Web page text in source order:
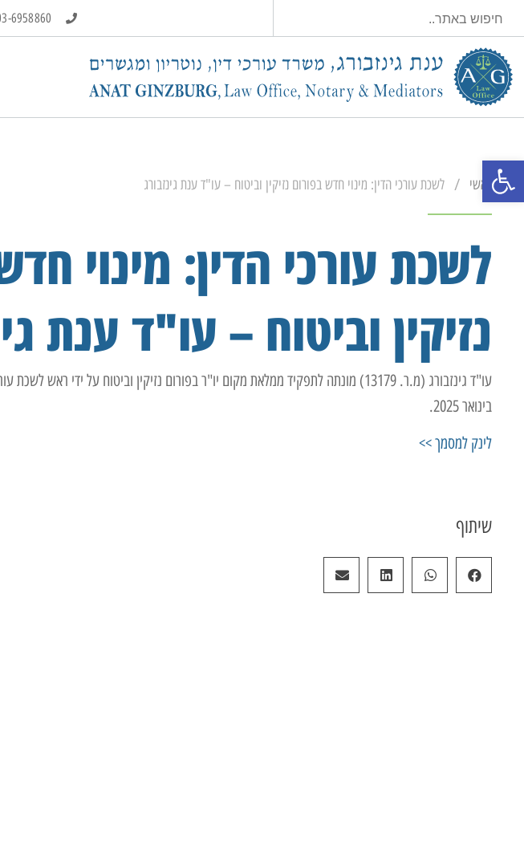
6958860
ראשי / לשכת עורכי הדין: מינוי חדש בפורום נזיקין וביטוח – עו"ד ענת גינזבורג
לשכת עורכי הדין: מינוי
נזיקין וביטוח – עו"ד ענת
עו"ד גינזבורג (מ.ר. 13179) מונתה לתפקיד ממלאת מקום יו"ר בפורום נזיקין וביטוח על ידי
בינואר 2025.
לינק למסמך >>
שיתוף
פתח סרגל נגישות